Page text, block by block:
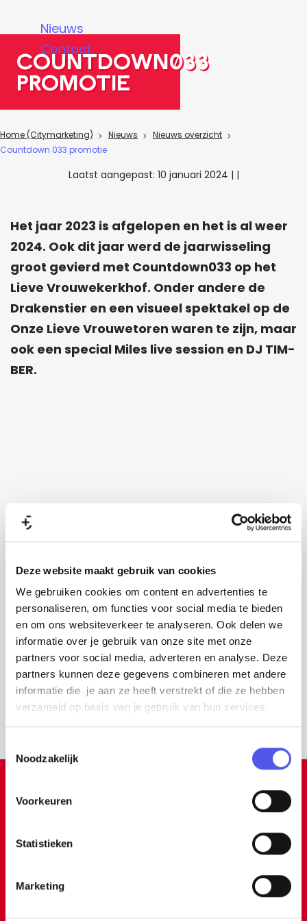
Deze website maakt gebruik van cookies
We gebruiken cookies om content en advertenties te
personaliseren, om functies voor social media te bieden
en om ons websiteverkeer te analyseren. Ook delen we
informatie over je gebruik van onze site met onze
partners voor social media, adverteren en analyse. Deze
partners kunnen deze gegevens combineren met andere
informatie die je aan ze heeft verstrekt of die ze hebben
verzameld op basis van je gebruik van hun services.
o
Noodzakelijk
Voorkeuren
Statistieken
Marketing
g
Nieuws
Contact
Countdown033
promotie
Home (Citymarketing) Nieuws
Nieuws overzicht
Countdown 033 promotie
Laatst aangepast: 10 januari 2024 | |
Het jaar 2023 is afgelopen en het is al weer
2024. Ook dit jaar werd de jaarwisseling
groot gevierd met Countdown033 op het
Lieve Vrouwekerkhof. Onder andere de
Drakenstier en een visueel spektakel op de
Onze Lieve Vrouwetoren waren te zijn, maar
ook een special Miles live session en DJ TIM-
BER.
De legende van de
Drakenstier
De legende van de Drakenstier
is er weer
bij! Gebaseerd op twee iconische figuren
uit Amersfoort: de draak uit het verhaal
van Joris & de Draak en het kunstwerk De